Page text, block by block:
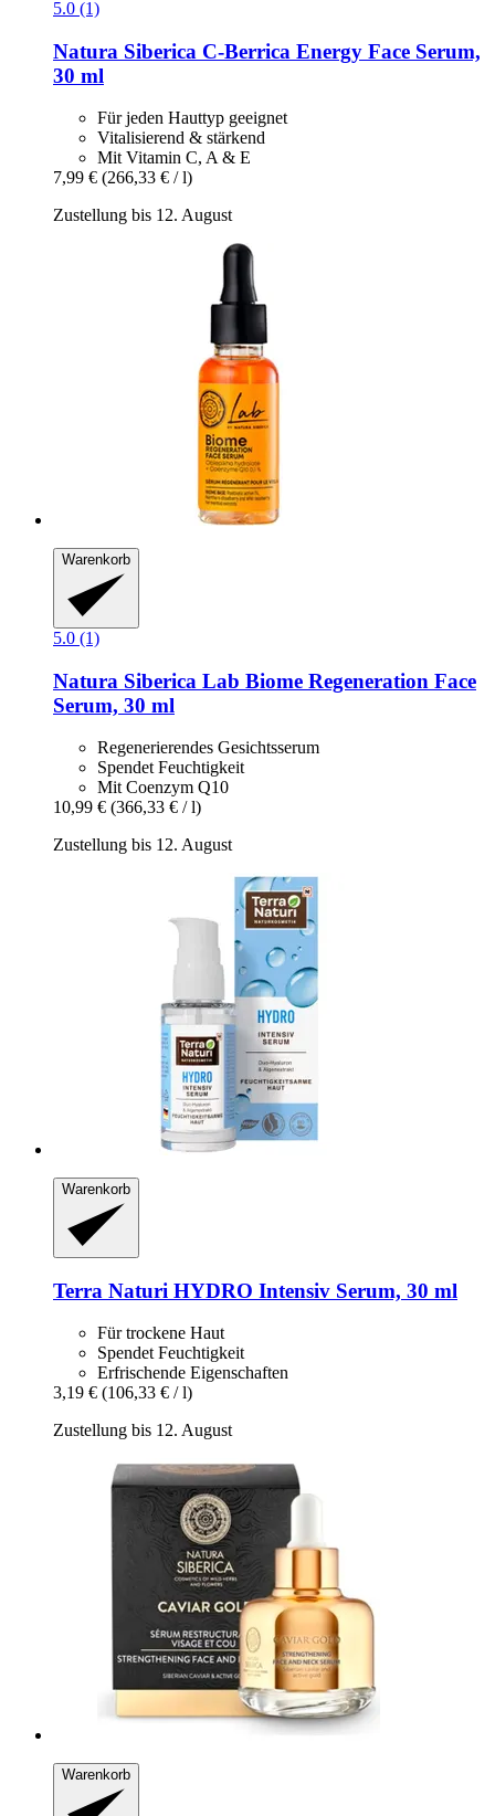
5.0 (1)
Natura Siberica C-​Berrica Energy Face Serum,
30 ml
Für jeden Hauttyp geeignet
Vitalisierend & stärkend
Mit Vitamin C, A & E
7,99 € (266,33 € / l)
Zustellung bis 12. August
Warenkorb
5.0 (1)
Natura Siberica Lab Biome Regeneration Face
Serum, 30 ml
Regenerierendes Gesichtsserum
Spendet Feuchtigkeit
Mit Coenzym Q10
10,99 € (366,33 € / l)
Zustellung bis 12. August
Warenkorb
Terra Naturi HYDRO Intensiv Serum, 30 ml
Für trockene Haut
Spendet Feuchtigkeit
Erfrischende Eigenschaften
3,19 € (106,33 € / l)
Zustellung bis 12. August
Warenkorb